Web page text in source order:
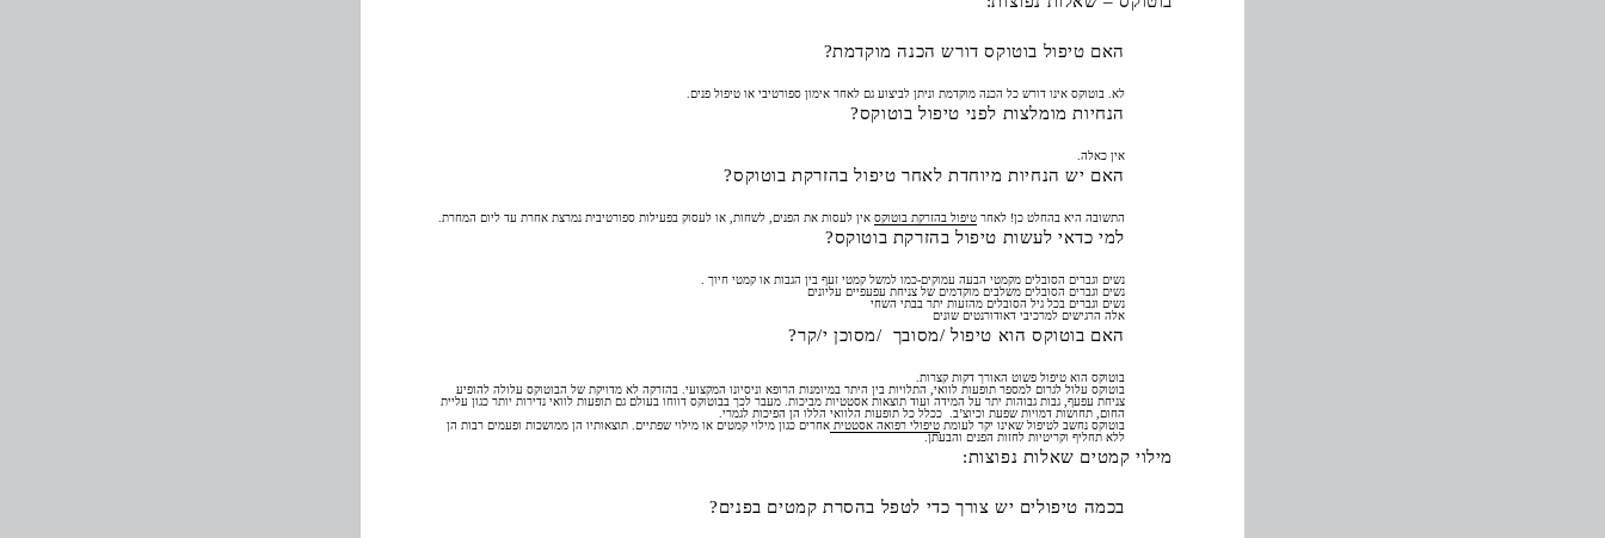
האם טיפול בוטוקס דורש הכנה מוקדמת?
לא. בוטוקס אינו דורש כל הכנה מוקדמת וניתן לביצוע גם לאחר אימון ספורטיבי או טיפול פנים.
הנחיות מומלצות לפני טיפול בוטוקס?
אין כאלה.
האם יש הנחיות מיוחדת לאחר טיפול בהזרקת בוטוקס?
התשובה היא בהחלט כן! לאחר טיפול בהזרקת בוטוקס אין לעסות את הפנים, לשחות, או לעסוק בפעילות ספורטיבית נמרצת אחרת עד ליום המחרת.
למי כדאי לעשות טיפול בהזרקת בוטוקס?
נשים וגברים הסובלים מקמטי הבעה עמוקים-כמו למשל קמטי זעף בין הגבות או קמטי חיוך .
נשים וגברים הסובלים משלבים מוקדמים של צניחת עפעפיים עליונים
נשים וגברים בכל גיל הסובלים מהזעות יתר בבתי השחי
אלה הרגישים למרכיבי דאודורנטים שונים
האם בוטוקס הוא טיפול /מסובך /מסוכן י/קר?
בוטוקס הוא טיפול פשוט האורך דקות קצרות.
בוטוקס עלול לגרום למספר תופעות לוואי, התלויות בין היתר במיומנות הרופא וניסיונו המקצועי. בהזרקה לא מדויקת של הבוטוקס עלולה להופיע
צניחת עפעף, גבות גבוהות יתר על המידה ועוד תוצאות אסטטיות מביכות. מעבר לכך בבוטוקס דווחו בעולם גם תופעות לוואי נדירות יותר כגון עליית
החום, תחושות דמויות שפעת וכיוצ’ב. ככלל כל תופעות הלוואי הללו הן הפיכות לגמרי.
בוטוקס נחשב לטיפול שאינו יקר לעומת טיפולי רפואה אסטטית אחרים כגון מילוי קמטים או מילוי שפתיים. תוצאותיו הן ממושכות ופעמים רבות הן
ללא תחליף וקריטיות לחזות הפנים והבעתן.
מילוי קמטים שאלות נפוצות:
בכמה טיפולים יש צורך כדי לטפל בהסרת קמטים בפנים?